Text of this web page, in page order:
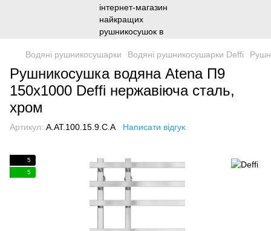
Водяні рушникосушарки Водяні рушникосушарки Deffi
Рушникосушка водяна Atena П9
150х1000 Deffi нержавіюча сталь,
хром
Артикул: A.AT.100.15.9.C.A Написати відгук
5
5